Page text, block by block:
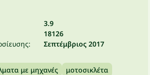
3.9
18126
Σεπτέμβριος 2017
με μηχανές
μοτοσικλέτα